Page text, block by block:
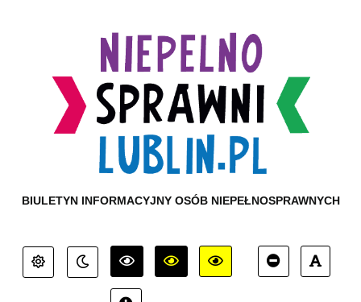
BIULETYN INFORMACYJNY OSÓB NIEPEŁNOSPRAWNYCH